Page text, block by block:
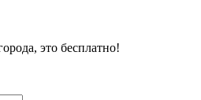
это бесплатно!